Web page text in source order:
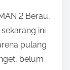
2 Berau,
ini
pulang
belum